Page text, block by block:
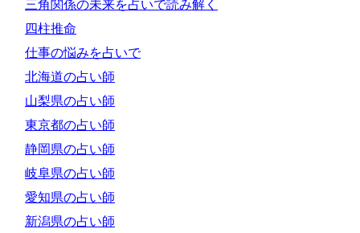
三角関係の未来を占いで読み解く
四柱推命
仕事の悩みを占いで
北海道の占い師
山梨県の占い師
東京都の占い師
静岡県の占い師
岐阜県の占い師
愛知県の占い師
新潟県の占い師